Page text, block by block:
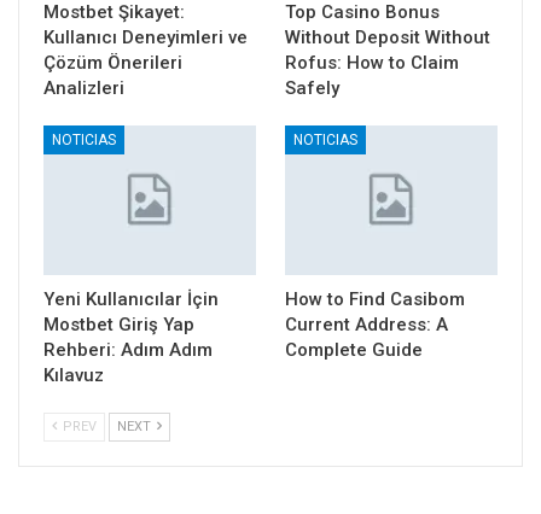
Mostbet Şikayet:
Kullanıcı Deneyimleri ve
Çözüm Önerileri
Analizleri
Top Casino Bonus
Without Deposit Without
Rofus: How to Claim
Safely
NOTICIAS
Yeni Kullanıcılar İçin
Mostbet Giriş Yap
Rehberi: Adım Adım
Kılavuz
NOTICIAS
How to Find Casibom
Current Address: A
Complete Guide
PREV NEXT